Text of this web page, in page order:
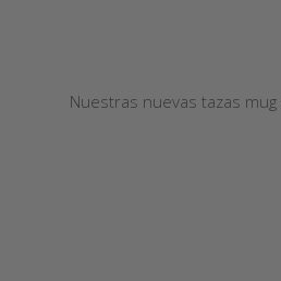
Nuestras nuevas tazas